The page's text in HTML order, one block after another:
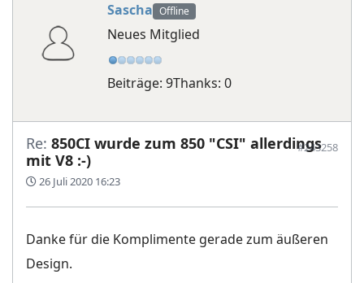
Sascha Offline
Neues Mitglied
Beiträge: 9Thanks: 0
Re: 850CI wurde zum 850 "CSI" allerdings
mit V8 :-)
26 Juli 2020 16:23
#243258
Danke für die Komplimente gerade zum äußeren
Design.